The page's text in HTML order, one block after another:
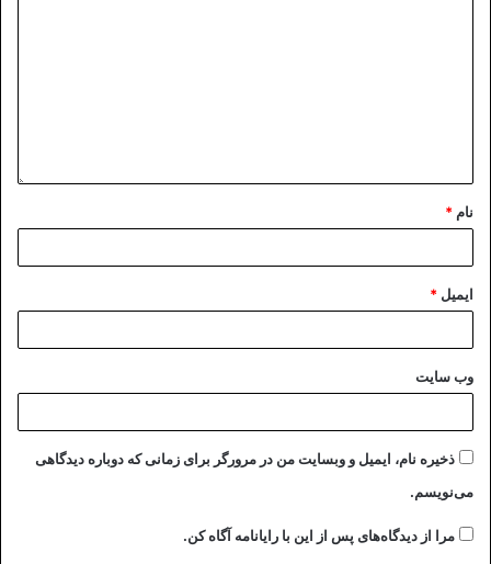
نام *
ایمیل *
وب‌ سایت
ذخیره نام، ایمیل و وبسایت من در مرورگر برای زمانی که دوباره دیدگاهی
می‌نویسم.
مرا از دیدگاه‌های پس از این با رایانامه آگاه کن.